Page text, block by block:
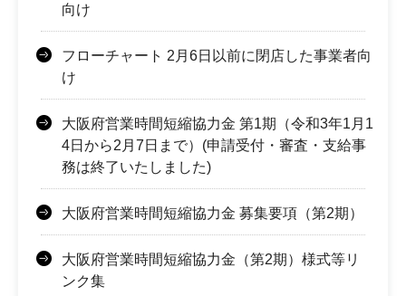
向け
フローチャート 2月6日以前に閉店した事業者向
け
大阪府営業時間短縮協力金 第1期（令和3年1月1
4日から2月7日まで）(申請受付・審査・支給事
務は終了いたしました)
大阪府営業時間短縮協力金 募集要項（第2期）
大阪府営業時間短縮協力金（第2期）様式等リ
ンク集